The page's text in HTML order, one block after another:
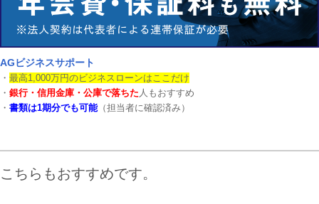
AGビジネスサポート
・ 最高1,000万円のビジネスローンはここだけ
・ 銀行・信用金庫・公庫で落ちた 人もおすすめ
・ 書類は1期分でも可能 （担当者に確認済み）
こちらもおすすめです。